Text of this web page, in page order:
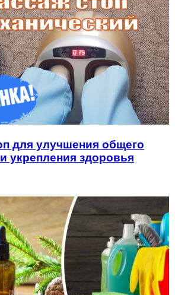
для улучшения общего
укрепления здоровья